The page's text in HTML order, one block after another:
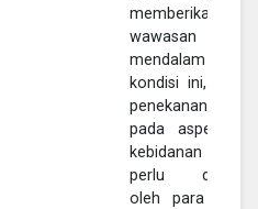
memberikan
wawasan
mendalam
kondisi ini,
penekanan
pada aspek-
kebidanan
perlu
oleh para